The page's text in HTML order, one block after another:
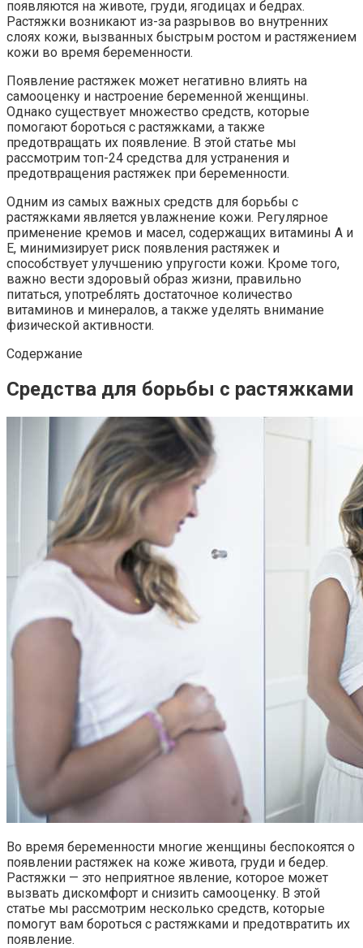
появляются на животе, груди, ягодицах и бедрах.
Растяжки возникают из-за разрывов во внутренних
слоях кожи, вызванных быстрым ростом и растяжением
кожи во время беременности.
Появление растяжек может негативно влиять на
самооценку и настроение беременной женщины.
Однако существует множество средств, которые
помогают бороться с растяжками, а также
предотвращать их появление. В этой статье мы
рассмотрим топ-24 средства для устранения и
предотвращения растяжек при беременности.
Одним из самых важных средств для борьбы с
растяжками является увлажнение кожи. Регулярное
применение кремов и масел, содержащих витамины А и
Е, минимизирует риск появления растяжек и
способствует улучшению упругости кожи. Кроме того,
важно вести здоровый образ жизни, правильно
питаться, употреблять достаточное количество
витаминов и минералов, а также уделять внимание
физической активности.
Содержание
Средства для борьбы с растяжками
Во время беременности многие женщины беспокоятся о
появлении растяжек на коже живота, груди и бедер.
Растяжки — это неприятное явление, которое может
вызвать дискомфорт и снизить самооценку. В этой
статье мы рассмотрим несколько средств, которые
помогут вам бороться с растяжками и предотвратить их
появление.